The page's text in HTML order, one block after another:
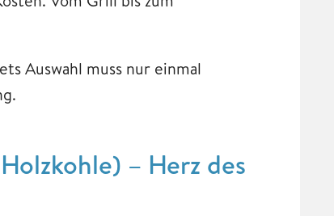
Auswahl muss nur einmal
– Herz des